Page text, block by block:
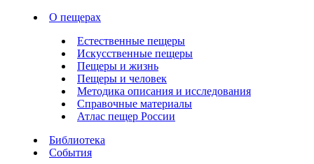
О пещерах
Естественные пещеры
Искусственные пещеры
Пещеры и жизнь
Пещеры и человек
Методика описания и исследования
Справочные материалы
Атлас пещер России
Библиотека
События